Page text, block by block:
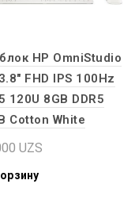
HP OmniStudio
FHD IPS 100Hz
120U 8GB DDR5
Cotton White
UZS